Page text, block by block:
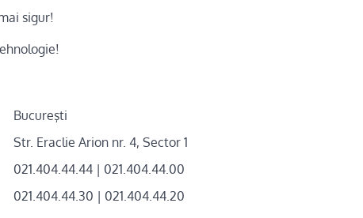
sigur!
Bucureşti
Str. Eraclie Arion nr. 4, Sector 1
021.404.44.44 | 021.404.44.00
021.404.44.30 | 021.404.44.20